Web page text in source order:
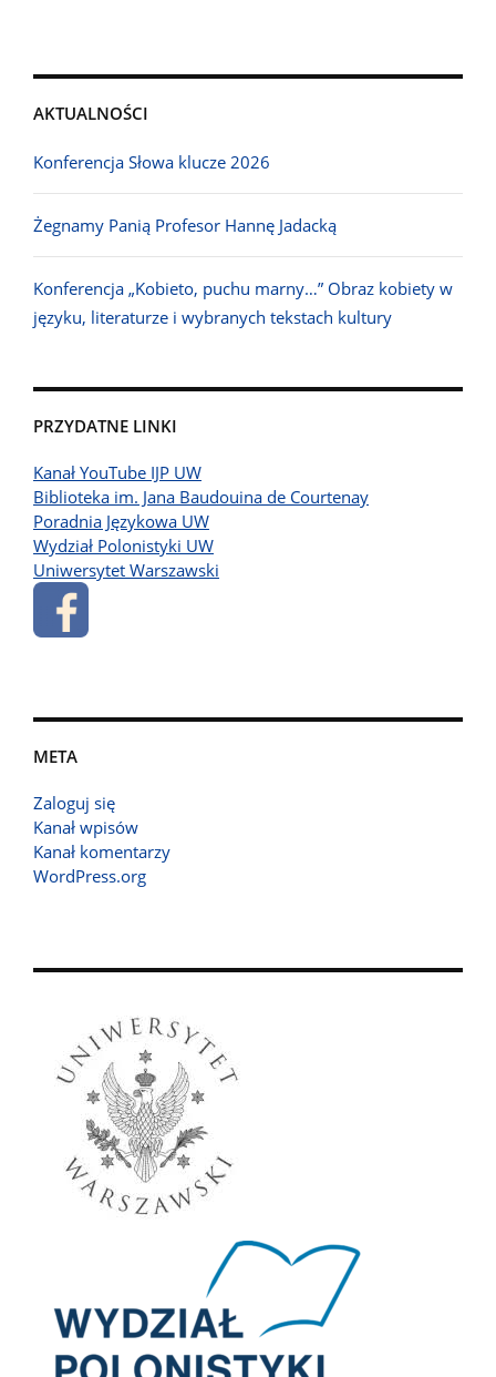
AKTUALNOŚCI
Konferencja Słowa klucze 2026
Żegnamy Panią Profesor Hannę Jadacką
Konferencja „Kobieto, puchu marny…” Obraz kobiety w
języku, literaturze i wybranych tekstach kultury
PRZYDATNE LINKI
Kanał YouTube IJP UW
Biblioteka im. Jana Baudouina de Courtenay
Poradnia Językowa UW
Wydział Polonistyki UW
Uniwersytet Warszawski
META
Zaloguj się
Kanał wpisów
Kanał komentarzy
WordPress.org